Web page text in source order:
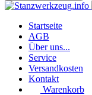
Startseite
AGB
Über uns...
Service
Versandkosten
Kontakt
Warenkorb